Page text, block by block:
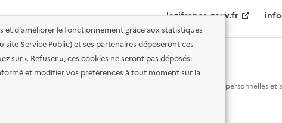
et d'améliorer le fonctionnement grâce aux statistiques
Service Public) et ses partenaires déposeront ces
sur « Refuser », ces cookies ne seront pas déposés.
et modifier vos préférences à tout moment sur la
legifrance.gouv.fr
Données personnelles et